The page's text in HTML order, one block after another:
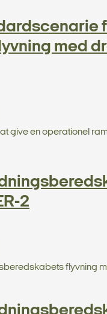
med
give en operationel
2
flyvning